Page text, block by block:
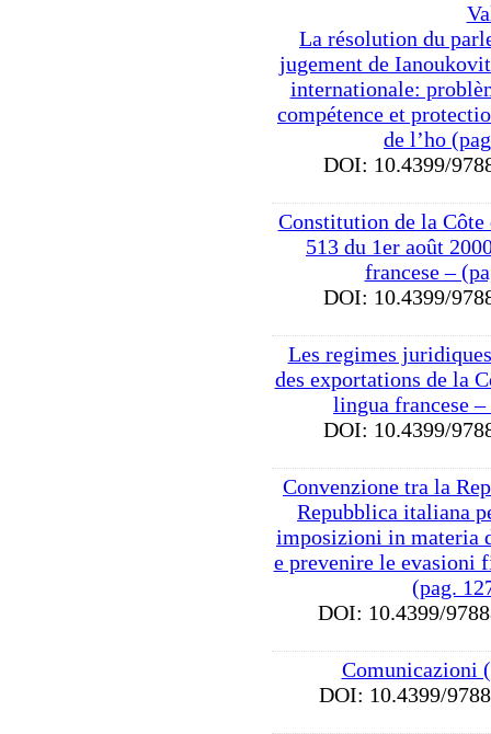
La résolution du
jugement de
internationale:
compétence et
de l’ho
DOI: 10.4399/
Constitution de la
513 du 1er août
francese –
DOI: 10.4399/
Les regimes
des exportations de la
lingua francese
DOI: 10.4399/
Convenzione tra la
Repubblica italiana
imposizioni in materia
e prevenire le evasioni
(pag.
DOI: 10.4399/
Comunicazioni
DOI: 10.4399/